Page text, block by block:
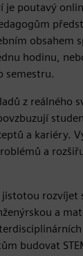
je poutavý
obsahem
hodinu,
semestru.
z reálného
a kariéry.
a
rozvíjet
a
budovat